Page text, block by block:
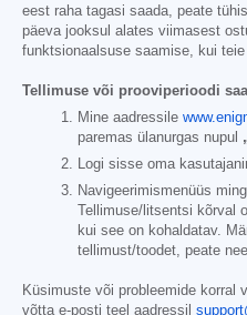
eest raha tagasi saada, peate
päeva jooksul alates viimasest
funktsionaalsuse saamise, kui teie
Tellimuse või prooviperioodi
Mine aadressile
paremas ülanurgas nupul
Logi sisse oma
Navigeerimismenüüs
Tellimuse/litsentsi kõrval
kui see on kohaldatav.
tellimust/toodet, peate
Küsimuste või probleemide korral
võtta e-posti teel aadressil